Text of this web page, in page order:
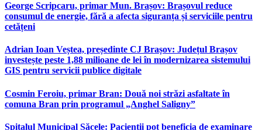
George Scripcaru, primar Mun. Brașov: Brașovul reduce
consumul de energie, fără a afecta siguranța și serviciile pentru
cetățeni
Adrian Ioan Veștea, președinte CJ Brașov: Județul Brașov
investește peste 1,88 milioane de lei în modernizarea sistemului
GIS pentru servicii publice digitale
Cosmin Feroiu, primar Bran: Două noi străzi asfaltate în
comuna Bran prin programul „Anghel Saligny”
Spitalul Municipal Săcele: Pacienții pot beneficia de examinare